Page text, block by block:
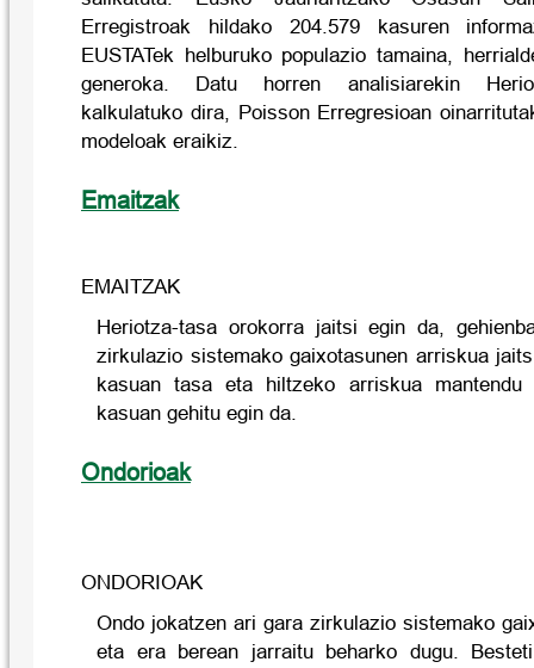
Erregistroak hildako 204.579 kasuren
EUSTATek helburuko populazio tamaina,
generoka. Datu horren analisiarekin
kalkulatuko dira, Poisson Erregresioan
modeloak eraikiz.
Emaitzak
EMAITZAK
Heriotza-tasa orokorra jaitsi egin da,
zirkulazio sistemako gaixotasunen arriskua
kasuan tasa eta hiltzeko arriskua
kasuan gehitu egin da.
Ondorioak
ONDORIOAK
Ondo jokatzen ari gara zirkulazio sistemako
eta era berean jarraitu beharko dugu.